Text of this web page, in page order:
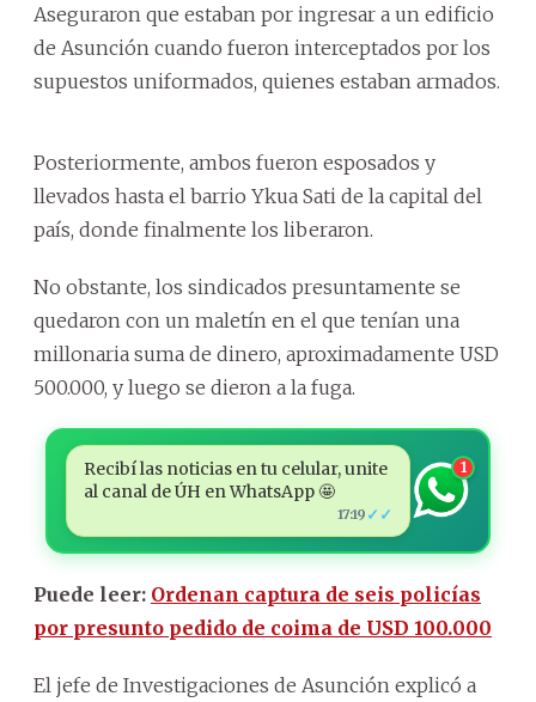
Aseguraron que estaban por ingresar a un edificio
de Asunción cuando fueron interceptados por los
supuestos uniformados, quienes estaban armados.
Posteriormente, ambos fueron esposados y
llevados hasta el barrio Ykua Sati de la capital del
país, donde finalmente los liberaron.
No obstante, los sindicados presuntamente se
quedaron con un maletín en el que tenían una
millonaria suma de dinero, aproximadamente USD
500.000, y luego se dieron a la fuga.
Recibí las noticias en tu celular, unite
al canal de ÚH en WhatsApp 🤩
17:19 ✓✓
1
Puede leer: Ordenan captura de seis policías
por presunto pedido de coima de USD 100.000
El jefe de Investigaciones de Asunción explicó a